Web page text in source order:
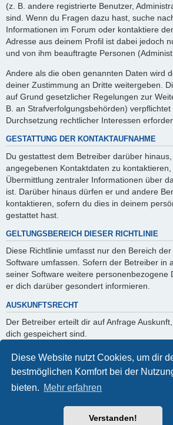
Diese Website nutzt Cookies, um dir
bestmöglichen Komfort bei der
bieten. Mehr erfahren
Verstanden!
(z. B. andere registrierte Benutzer,
sind. Wenn du Fragen dazu hast, suche
Informationen im Forum oder kontaktiere
Adresse aus deinem Profil ist dabei jedoch
und von ihm beauftragte Personen
Andere als die oben genannten Daten wird
deiner Zustimmung an Dritte weitergeben.
auf Grund gesetzlicher Regelungen zur
B. an Strafverfolgungsbehörden)
Durchsetzung rechtlicher Interessen
GESTATTUNG DER KONTAKTAUFNAHME
Du gestattest dem Betreiber darüber
angegebenen Kontaktdaten zu
Übermittlung zentraler Informationen über
ist. Darüber hinaus dürfen er und andere
kontaktieren, sofern du dies in deinem
gestattet hast.
GELTUNGSBEREICH DIESER RICHTLINIE
Diese Richtlinie umfasst nur den Bereich
Software umfassen. Sofern der Betreiber in
seiner Software weitere personenbezogene
er dich darüber gesondert informieren.
AUSKUNFTSRECHT
Der Betreiber erteilt dir auf Anfrage
dich gespeichert sind.
Du kannst jederzeit die Löschung bzw.
verlangen. Kontaktiere hierzu bitte den
Powered byphpBB® Forum Software ©